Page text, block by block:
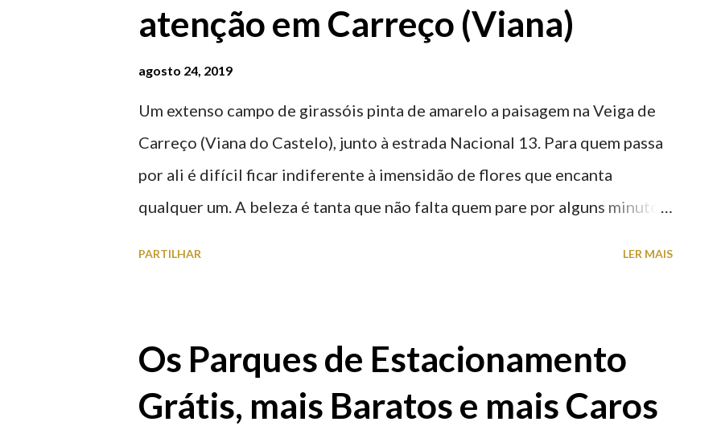
atenção em Carreço (Viana)
agosto 24, 2019
Um extenso campo de girassóis pinta de amarelo a paisagem na Veiga de
Carreço (Viana do Castelo), junto à estrada Nacional 13. Para quem passa
por ali é difícil ficar indiferente à imensidão de flores que encanta
qualquer um. A beleza é tanta que não falta quem pare por alguns minutos
PARTILHAR LER MAIS
Os Parques de Estacionamento
Grátis, mais Baratos e mais Caros